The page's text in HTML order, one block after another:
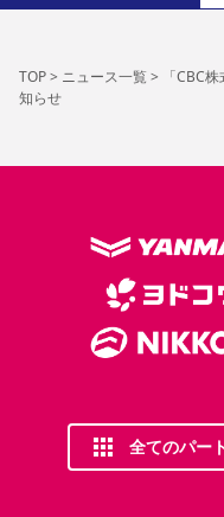
TOP> ニュース一覧>
「CBC
知らせ
全てのパー